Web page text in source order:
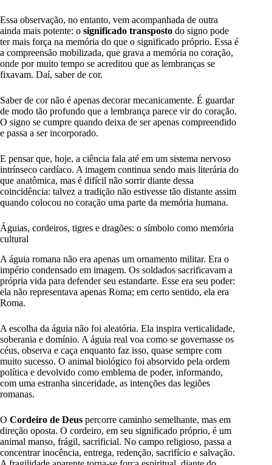
Essa observação, no entanto, vem acompanhada de outra
ainda mais potente: o significado transposto do signo pode
ter mais força na memória do que o significado próprio. Essa é
a compreensão mobilizada, que grava a memória no coração,
onde por muito tempo se acreditou que as lembranças se
fixavam. Daí, saber de cor.
Saber de cor não é apenas decorar mecanicamente. É guardar
de modo tão profundo que a lembrança parece vir do coração.
O signo se cumpre quando deixa de ser apenas compreendido
e passa a ser incorporado.
E pensar que, hoje, a ciência fala até em um sistema nervoso
intrínseco cardíaco. A imagem continua sendo mais literária do
que anatômica, mas é difícil não sorrir diante dessa
coincidência: talvez a tradição não estivesse tão distante assim
quando colocou no coração uma parte da memória humana.
Águias, cordeiros, tigres e dragões: o símbolo como memória
cultural
A águia romana não era apenas um ornamento militar. Era o
império condensado em imagem. Os soldados sacrificavam a
própria vida para defender seu estandarte. Esse era seu poder:
ela não representava apenas Roma; em certo sentido, ela era
Roma.
A escolha da águia não foi aleatória. Ela inspira verticalidade,
soberania e domínio. A águia real voa como se governasse os
céus, observa e caça enquanto faz isso, quase sempre com
muito sucesso. O animal biológico foi absorvido pela ordem
política e devolvido como emblema de poder, informando,
com uma estranha sinceridade, as intenções das legiões
romanas.
O Cordeiro de Deus percorre caminho semelhante, mas em
direção oposta. O cordeiro, em seu significado próprio, é um
animal manso, frágil, sacrificial. No campo religioso, passa a
concentrar inocência, entrega, redenção, sacrifício e salvação.